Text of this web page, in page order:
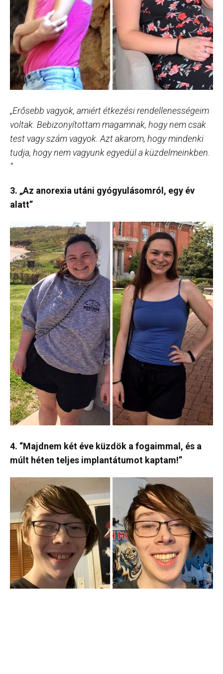
„Erősebb vagyok, amiért étkezési rendellenességeim
voltak. Bebizonyítottam magamnak, hogy nem csak
test vagy szám vagyok. Azt akarom, hogy mindenki
tudja, hogy nem vagyunk egyedül a küzdelmeinkben.
”
3. „Az anorexia utáni gyógyulásomról, egy év
alatt”
4. “Majdnem két éve küzdök a fogaimmal, és a
múlt héten teljes implantátumot kaptam!”